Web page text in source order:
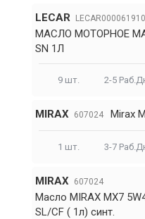
LECAR LECAR000061910
МАСЛО МОТОРНОЕ
SN 1Л
9 шт. 2-5
MIRAX 607024 Mirax
1 шт. 3-7
MIRAX 607024
Масло MIRAX MX7
SL/CF ( 1л) синт.